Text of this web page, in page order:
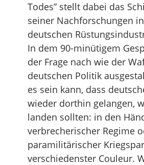
Todes” stellt dabei das
seiner Nachforschungen
deutschen
In dem 90-minütigem
der Frage nach wie der
deutschen Politik
es sein kann, dass
wieder dorthin gelangen,
landen sollten: in den
verbrecherischer Regime
paramilitärischer
verschiedenster Couleur.